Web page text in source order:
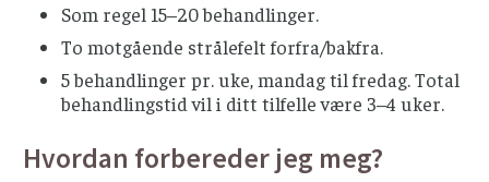
Som regel 15–20 behandlinger.
To motgående strålefelt forfra/bakfra.
5 behandlinger pr. uke, mandag til fredag. Total
behandlingstid vil i ditt tilfelle være 3–4 uker.
Hvordan forbereder jeg meg?